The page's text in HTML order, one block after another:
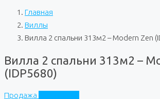
Главная
Виллы
Вилла 2 спальни 313м2 – Modern Zen
Вилла 2 спальни 313м2 –
(IDP5680)
Продажа